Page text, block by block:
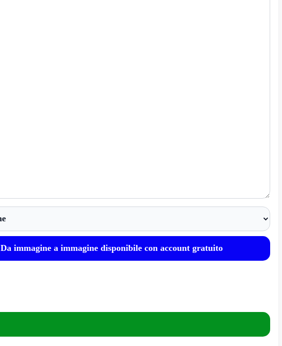
Da immagine a immagine disponibile con account gratuito